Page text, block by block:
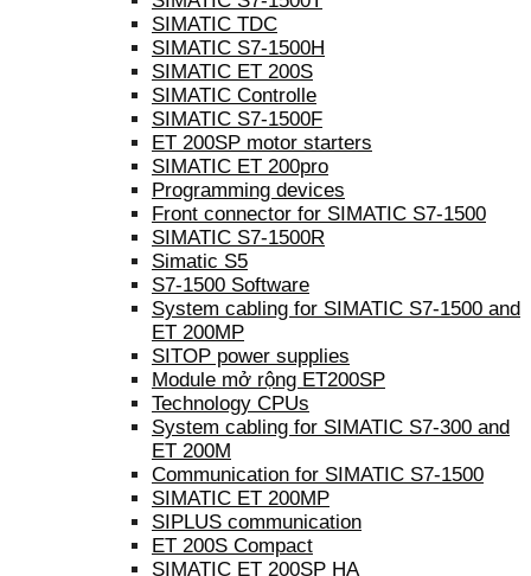
SIMATIC TDC
SIMATIC S7-1500H
SIMATIC ET 200S
SIMATIC Controlle
SIMATIC S7-1500F
ET 200SP motor starters
SIMATIC ET 200pro
Programming devices
Front connector for SIMATIC S7-1500
SIMATIC S7-1500R
Simatic S5
S7-1500 Software
System cabling for SIMATIC S7-1500 and
ET 200MP
SITOP power supplies
Module mở rộng ET200SP
Technology CPUs
System cabling for SIMATIC S7-300 and
ET 200M
Communication for SIMATIC S7-1500
SIMATIC ET 200MP
SIPLUS communication
ET 200S Compact
SIMATIC ET 200SP HA